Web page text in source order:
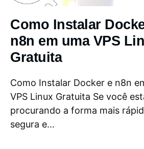
Como Instalar
n8n em uma VPS
Gratuita
Como Instalar Docker e n8n
VPS Linux Gratuita Se você
procurando a forma mais
segura e...